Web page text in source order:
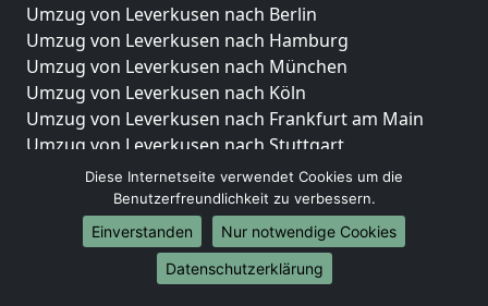
Umzug von Leverkusen nach Berlin
Umzug von Leverkusen nach Hamburg
Umzug von Leverkusen nach München
Umzug von Leverkusen nach Köln
Umzug von Leverkusen nach Frankfurt am Main
Umzug von Leverkusen nach Stuttgart
Umzug von Leverkusen nach Düsseldorf
Umzug von Leverkusen nach Leipzig
Umzug von Leverkusen nach Dortmund
Umzug von Leverkusen nach Essen
Umzug von Leverkusen nach Bremen
Diese Internetseite verwendet Cookies um die
Benutzerfreundlichkeit zu verbessern.
Einverstanden
Nur notwendige Cookies
Datenschutzerklärung